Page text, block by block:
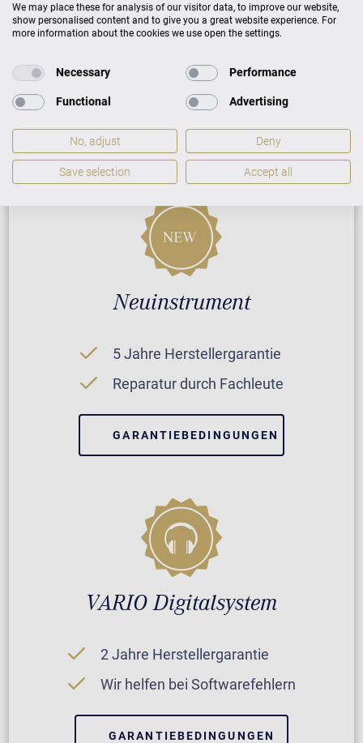
ZUSATZLEISTUNGEN FÜR W. HOFFMANN
VISION V 4 VARIO
PREISLISTE HERUNTERLADEN
Neuinstrument
5 Jahre Herstellergarantie
Reparatur durch Fachleute
GARANTIEBEDINGUNGEN
VARIO Digitalsystem
2 Jahre Herstellergarantie
Wir helfen bei Softwarefehlern
GARANTIEBEDINGUNGEN
We may place these for analysis of our visitor data, to improve our website,
show personalised content and to give you a great website experience. For
more information about the cookies we use open the settings.
Necessary Performance
Functional Advertising
No, adjust Deny
Save selection Accept all